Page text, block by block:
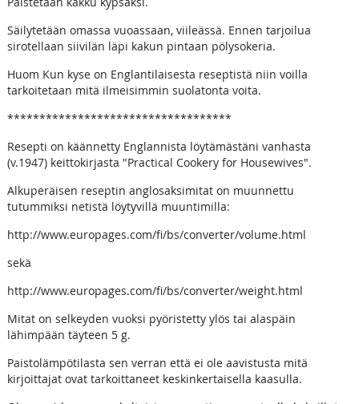
Säilytetään omassa vuoassaan, viileässä. Ennen tarjoilua
sirotellaan siivilän läpi kakun pintaan pölysokeria.
Huom Kun kyse on Englantilaisesta reseptistä niin voilla
tarkoitetaan mitä ilmeisimmin suolatonta voita.
***********************************
Resepti on käännetty Englannista löytämästäni vanhasta
(v.1947) keittokirjasta "Practical Cookery for Housewives".
Alkuperäisen reseptin anglosaksimitat on muunnettu
tutummiksi netistä löytyvillä muuntimilla:
http://www.europages.com/fi/bs/converter/volume.html
sekä
http://www.europages.com/fi/bs/converter/weight.html
Mitat on selkeyden vuoksi pyöristetty ylös tai alaspäin
lähimpään täyteen 5 g.
Paistolämpötilasta sen verran että ei ole aavistusta mitä
kirjoittajat ovat tarkoittaneet keskinkertaisella kaasulla.